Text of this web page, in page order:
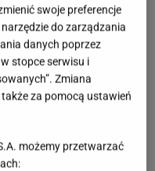
swoje preferencje
do zarządzania
danych poprzez
stopce serwisu i
Zmiana
za pomocą ustawień
możemy przetwarzać